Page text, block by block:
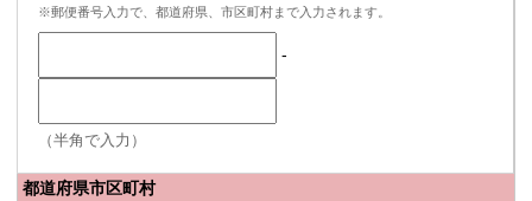
※郵便番号入力で、都道府県、市区町村まで入力されます。
-
（半角で入力）
都道府県市区町村